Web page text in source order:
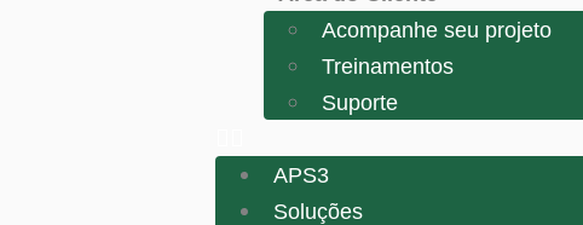
Acompanhe seu projeto
Treinamentos
Suporte
APS3
Soluções